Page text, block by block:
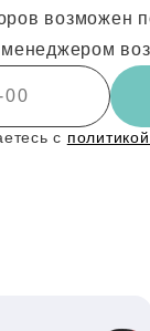
возможен
менеджером
с